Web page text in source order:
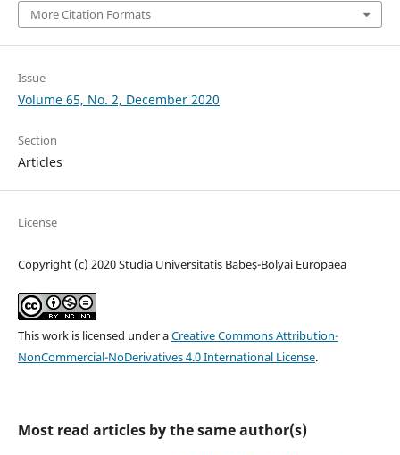
More Citation Formats
Issue
Volume 65, No. 2, December 2020
Section
Articles
License
Copyright (c) 2020 Studia Universitatis Babeș-Bolyai Europaea
This work is licensed under aCreative Commons Attribution-
NonCommercial-NoDerivatives 4.0 International License.
Most read articles by the same author(s)